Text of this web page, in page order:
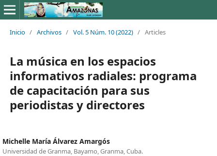
Inicio / Archivos / Vol. 5 Núm. 10 (2022) / Articles
La música en los espacios
informativos radiales: programa
de capacitación para sus
periodistas y directores
Michelle María Álvarez Amargós
Universidad de Granma, Bayamo, Granma, Cuba.